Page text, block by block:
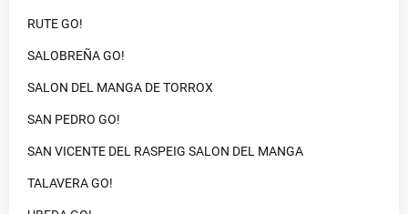
RUTE GO!
SALOBREÑA GO!
SALON DEL MANGA DE TORROX
SAN PEDRO GO!
SAN VICENTE DEL RASPEIG SALON DEL MANGA
TALAVERA GO!